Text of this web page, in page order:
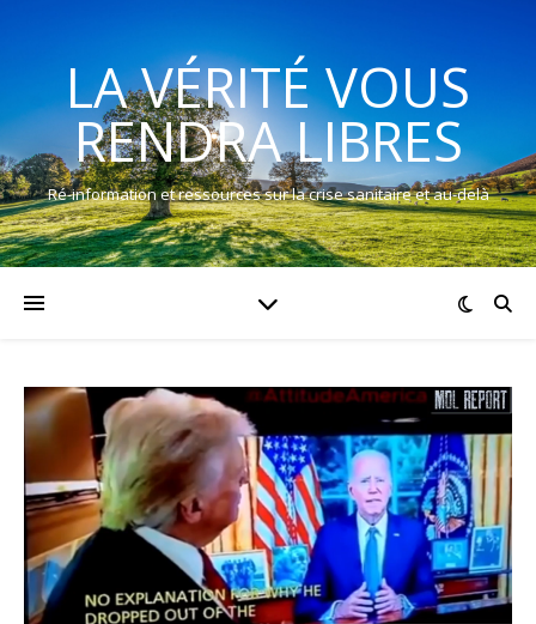
LA VÉRITÉ VOUS
RENDRA LIBRES
Ré-information et ressources sur la crise sanitaire et au-delà